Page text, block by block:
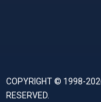
COPYRIGHT © 1998-
RESERVED.